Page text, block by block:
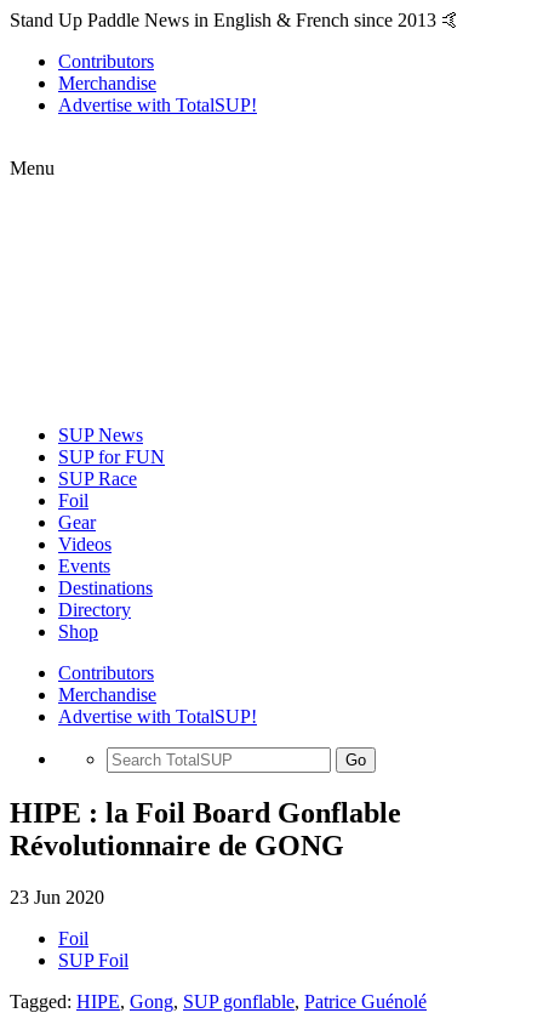
Stand Up Paddle News in English & French since 2013 🤙
Contributors
Merchandise
Advertise with TotalSUP!
Menu
SUP News
SUP for FUN
SUP Race
Foil
Gear
Videos
Events
Destinations
Directory
Shop
Contributors
Merchandise
Advertise with TotalSUP!
Go
HIPE : la Foil Board Gonflable
Révolutionnaire de GONG
23 Jun 2020
Foil
SUP Foil
Tagged: HIPE, Gong, SUP gonflable, Patrice Guénolé